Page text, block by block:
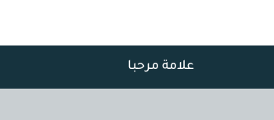
علامة مرحبا